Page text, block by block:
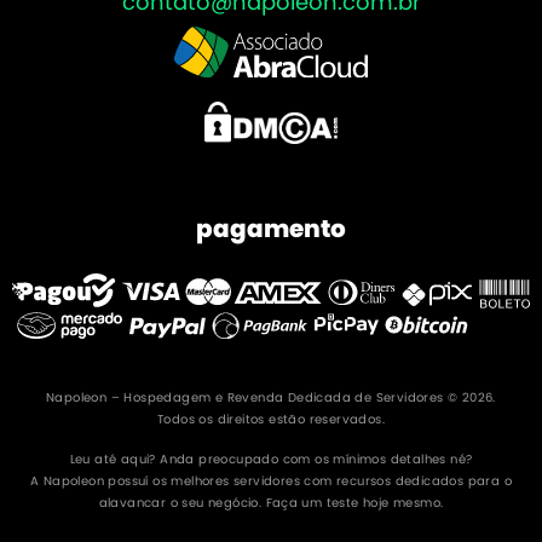
pagamento
Napoleon – Hospedagem e Revenda Dedicada de Servidores © 2026.
Todos os direitos estão reservados.
Leu até aqui? Anda preocupado com os mínimos detalhes né?
A Napoleon possuí os melhores servidores com recursos dedicados para o
alavancar o seu negócio. Faça um teste hoje mesmo.